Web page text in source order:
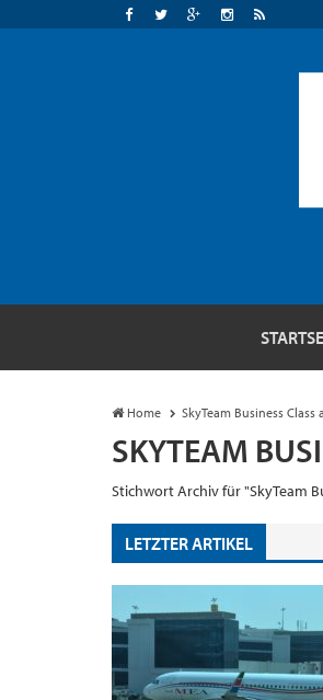
Home SkyTeam Business Class
SKYTEAM
Stichwort Archiv für "SkyTeam
LETZTER ARTIKEL